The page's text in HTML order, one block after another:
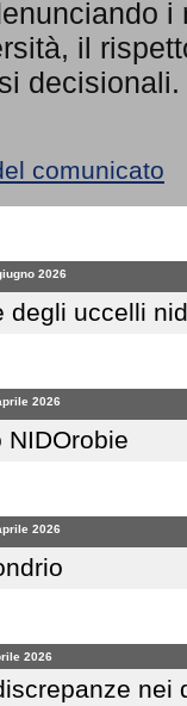
i
il
decisionali.
comunicato
2026
degli uccelli
2026
NIDOrobie
2026
2026
nei